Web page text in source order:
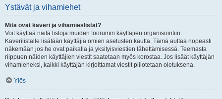
Ystävät ja vihamiehet
Mitä ovat kaveri ja vihamieslistat?
Voit käyttää näitä listoja muiden foorumin käyttäjien organisointiin.
Kaverilistalle lisätään käyttäjiä omien asetusten kautta. Tämä auttaa nopeasti
näkemään jos he ovat paikalla ja yksityisviestien lähettämisessä. Teemasta
riippuen näiden käyttäjien viestit saatetaan myös korostaa. Jos lisäät käyttäjän
vihamieheksi, kaikki käyttäjän kirjoittamat viestit piilotetaan oletuksena.
Ylös